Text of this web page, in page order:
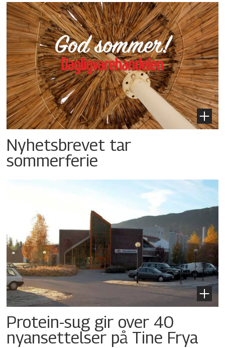
Nyhetsbrevet tar
sommerferie
Protein-sug gir over 40
nyansettelser på Tine Frya